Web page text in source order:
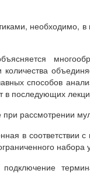
необходимо, в
количества
способов
в последующих
рассмотрении
в соответствии
набора